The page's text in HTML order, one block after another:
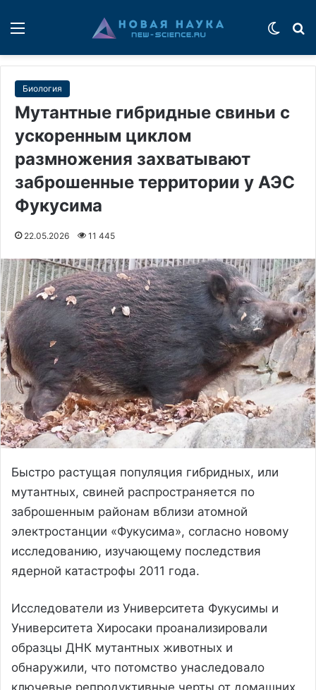
Биология
Мутантные гибридные свиньи с
ускоренным циклом
размножения захватывают
заброшенные территории у АЭС
Фукусима
22.05.2026 11 445
Быстро растущая популяция гибридных, или
мутантных, свиней распространяется по
заброшенным районам вблизи атомной
электростанции «Фукусима», согласно новому
исследованию, изучающему последствия
ядерной катастрофы 2011 года.
Исследователи из Университета Фукусимы и
Университета Хиросаки проанализировали
образцы ДНК мутантных животных и
обнаружили, что потомство унаследовало
ключевые репродуктивные черты от домашних